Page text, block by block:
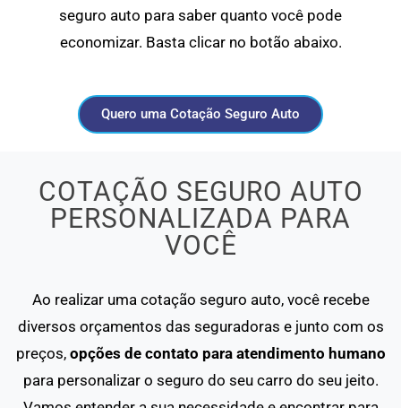
seguro auto para saber quanto você pode
economizar. Basta clicar no botão abaixo.
Quero uma Cotação Seguro Auto
COTAÇÃO SEGURO AUTO
PERSONALIZADA PARA
VOCÊ
Ao realizar uma cotação seguro auto, você recebe
diversos orçamentos das seguradoras e junto com os
preços, opções de contato para atendimento humano
para personalizar o seguro do seu carro do seu jeito.